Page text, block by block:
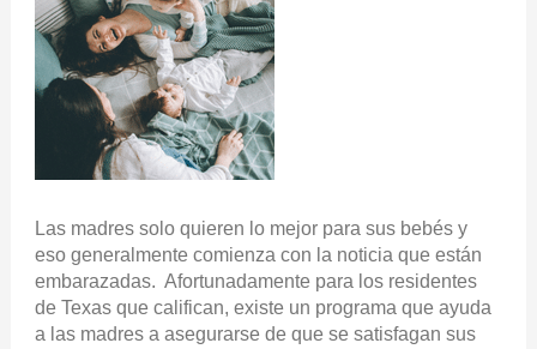
Las madres solo quieren lo mejor para sus bebés y
eso generalmente comienza con la noticia que están
embarazadas. Afortunadamente para los residentes
de Texas que califican, existe un programa que ayuda
a las madres a asegurarse de que se satisfagan sus